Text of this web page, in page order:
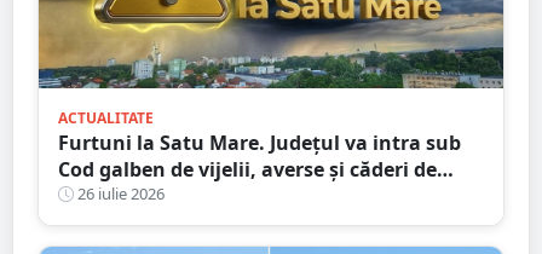
ACTUALITATE
Furtuni la Satu Mare. Județul va intra sub
Cod galben de vijelii, averse și căderi de
grindină
26 iulie 2026